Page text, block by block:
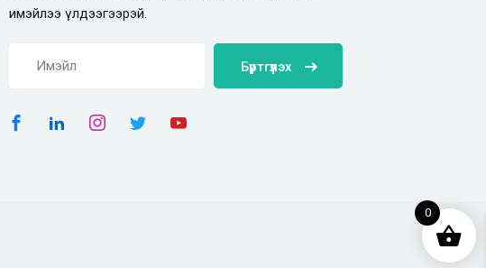
имэйлээ үлдээгээрэй.
Бүртгүүлэх
0